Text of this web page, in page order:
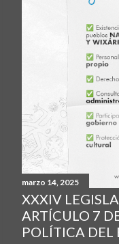
marzo 14, 2025
XXXIV
ARTÍCULO 7
POLÍTICA DEL